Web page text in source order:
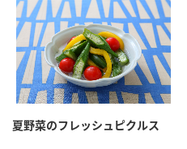
夏野菜のフレッシュピクルス